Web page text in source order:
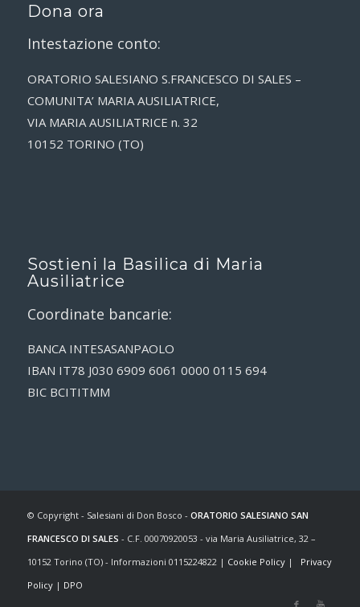
Dona ora
Intestazione conto:
ORATORIO SALESIANO S.FRANCESCO DI SALES –
COMUNITA’ MARIA AUSILIATRICE,
VIA MARIA AUSILIATRICE n. 32
10152 TORINO (TO)
Sostieni la Basilica di Maria
Ausiliatrice
Coordinate bancarie:
BANCA INTESASANPAOLO
IBAN IT78 J030 6909 6061 0000 0115 694
BIC BCITITMM
© Copyright - Salesiani di Don Bosco - ORATORIO SALESIANO SAN
FRANCESCO DI SALES - C.F. 00070920053 - via Maria Ausiliatrice, 32 –
10152 Torino (TO) - Informazioni 0115224822 | Cookie Policy| Privacy
Policy| DPO